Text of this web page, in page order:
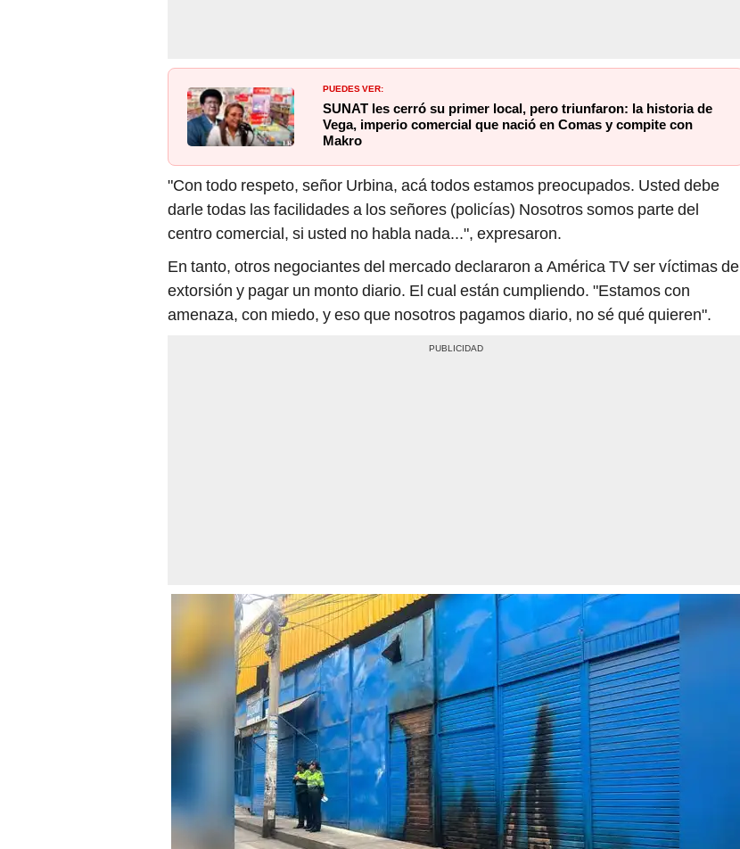
PUEDES VER:
SUNAT les cerró su primer local, pero triunfaron: la historia de
Vega, imperio comercial que nació en Comas y compite con
Makro
"Con todo respeto, señor Urbina, acá todos estamos preocupados. Usted debe
darle todas las facilidades a los señores (policías) Nosotros somos parte del
centro comercial, si usted no habla nada...", expresaron.
En tanto, otros negociantes del mercado declararon a América TV ser víctimas de
extorsión y pagar un monto diario. El cual están cumpliendo. "Estamos con
amenaza, con miedo, y eso que nosotros pagamos diario, no sé qué quieren".